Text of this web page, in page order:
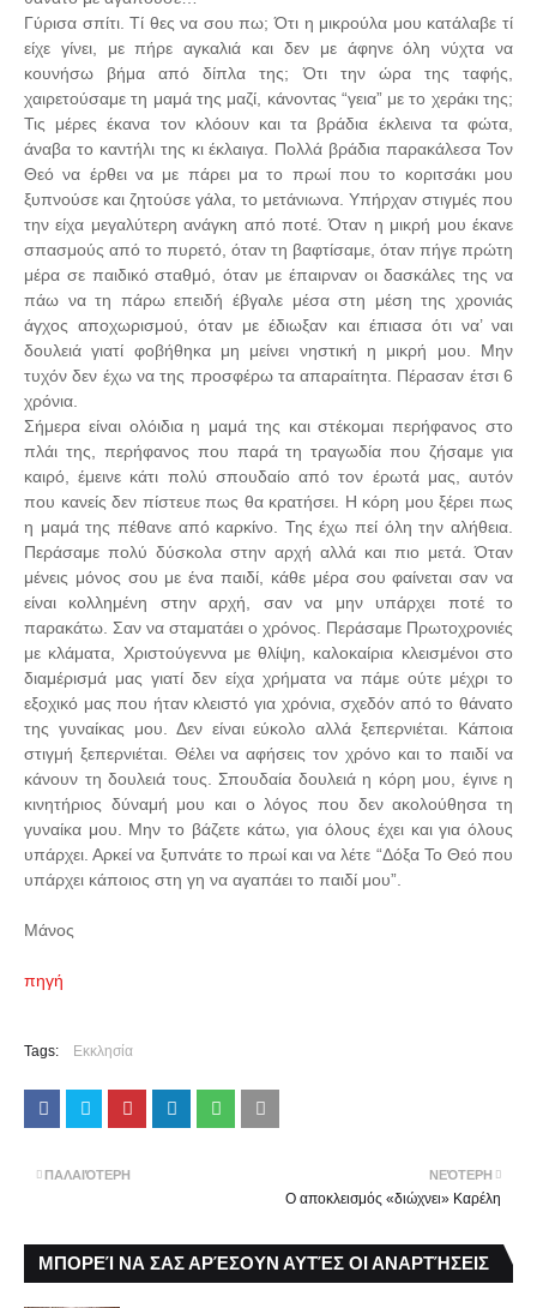
Γύρισα σπίτι. Τί θες να σου πω; Ότι η μικρούλα μου κατάλαβε τί
είχε γίνει, με πήρε αγκαλιά και δεν με άφηνε όλη νύχτα να
κουνήσω βήμα από δίπλα της; Ότι την ώρα της ταφής,
χαιρετούσαμε τη μαμά της μαζί, κάνοντας “γεια” με το χεράκι της;
Τις μέρες έκανα τον κλόουν και τα βράδια έκλεινα τα φώτα,
άναβα το καντήλι της κι έκλαιγα. Πολλά βράδια παρακάλεσα Τον
Θεό να έρθει να με πάρει μα το πρωί που το κοριτσάκι μου
ξυπνούσε και ζητούσε γάλα, το μετάνιωνα. Υπήρχαν στιγμές που
την είχα μεγαλύτερη ανάγκη από ποτέ. Όταν η μικρή μου έκανε
σπασμούς από το πυρετό, όταν τη βαφτίσαμε, όταν πήγε πρώτη
μέρα σε παιδικό σταθμό, όταν με έπαιρναν οι δασκάλες της να
πάω να τη πάρω επειδή έβγαλε μέσα στη μέση της χρονιάς
άγχος αποχωρισμού, όταν με έδιωξαν και έπιασα ότι να’ ναι
δουλειά γιατί φοβήθηκα μη μείνει νηστική η μικρή μου. Μην
τυχόν δεν έχω να της προσφέρω τα απαραίτητα. Πέρασαν έτσι 6
χρόνια.
Σήμερα είναι ολόιδια η μαμά της και στέκομαι περήφανος στο
πλάι της, περήφανος που παρά τη τραγωδία που ζήσαμε για
καιρό, έμεινε κάτι πολύ σπουδαίο από τον έρωτά μας, αυτόν
που κανείς δεν πίστευε πως θα κρατήσει. Η κόρη μου ξέρει πως
η μαμά της πέθανε από καρκίνο. Της έχω πεί όλη την αλήθεια.
Περάσαμε πολύ δύσκολα στην αρχή αλλά και πιο μετά. Όταν
μένεις μόνος σου με ένα παιδί, κάθε μέρα σου φαίνεται σαν να
είναι κολλημένη στην αρχή, σαν να μην υπάρχει ποτέ το
παρακάτω. Σαν να σταματάει ο χρόνος. Περάσαμε Πρωτοχρονιές
με κλάματα, Χριστούγεννα με θλίψη, καλοκαίρια κλεισμένοι στο
διαμέρισμά μας γιατί δεν είχα χρήματα να πάμε ούτε μέχρι το
εξοχικό μας που ήταν κλειστό για χρόνια, σχεδόν από το θάνατο
της γυναίκας μου. Δεν είναι εύκολο αλλά ξεπερνιέται. Κάποια
στιγμή ξεπερνιέται. Θέλει να αφήσεις τον χρόνο και το παιδί να
κάνουν τη δουλειά τους. Σπουδαία δουλειά η κόρη μου, έγινε η
κινητήριος δύναμή μου και ο λόγος που δεν ακολούθησα τη
γυναίκα μου. Μην το βάζετε κάτω, για όλους έχει και για όλους
υπάρχει. Αρκεί να ξυπνάτε το πρωί και να λέτε “Δόξα Το Θεό που
υπάρχει κάποιος στη γη να αγαπάει το παιδί μου”.
Μάνος
πηγή
Tags: Εκκλησία
ΝΕΌΤΕΡΗ
Ο αποκλεισμός «διώχνει» Καρέλη
ΠΑΛΑΙΌΤΕΡΗ
ΜΠΟΡΕΊ ΝΑ ΣΑΣ ΑΡΈΣΟΥΝ ΑΥΤΈΣ ΟΙ ΑΝΑΡΤΉΣΕΙΣ